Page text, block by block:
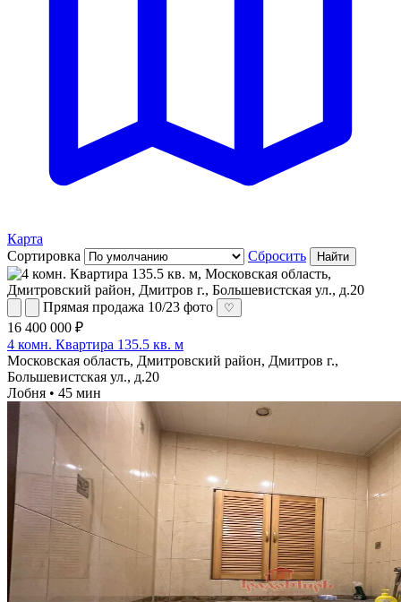
Карта
Сортировка
Сбросить Найти
Прямая продажа 10/23 фото ♡
16 400 000 ₽
4 комн. Квартира 135.5 кв. м
Московская область, Дмитровский район, Дмитров г.,
Большевистская ул., д.20
Лобня • 45 мин